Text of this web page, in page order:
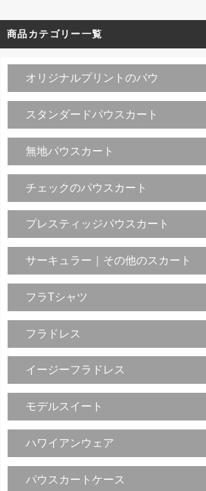
商品カテゴリー一覧
オリジナルプリントのパウ
スタンダードパウスカート
無地パウスカート
チェックのパウスカート
プレスティッジパウスカート
サーキュラー｜その他のスカート
フラTシャツ
フラドレス
イージーフラドレス
モデルスイート
ハワイアンウェア
パウスカートケース